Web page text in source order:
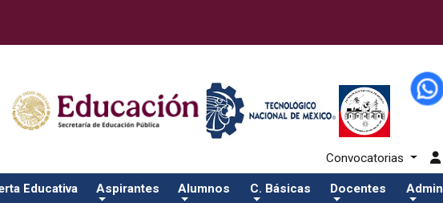
api/article.rb alumnos/residenciasSalida del comando:
Convocatorias
Educativa Aspirantes Alumnos C. Básicas Docentes Admin